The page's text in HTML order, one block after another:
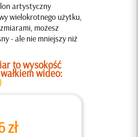
artystyczny
wielokrotnego użytku,
możesz
- ale nie mniejszy niż
to wysokość
wideo:
zł